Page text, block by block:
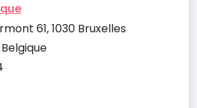
61, 1030 Bruxelles